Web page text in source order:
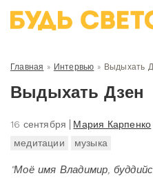
Главная » Интервью » Выдыхать
Выдыхать Дзен
16 сентября Мария Карпенко
медитации
музыка
"Моё имя Владимир,